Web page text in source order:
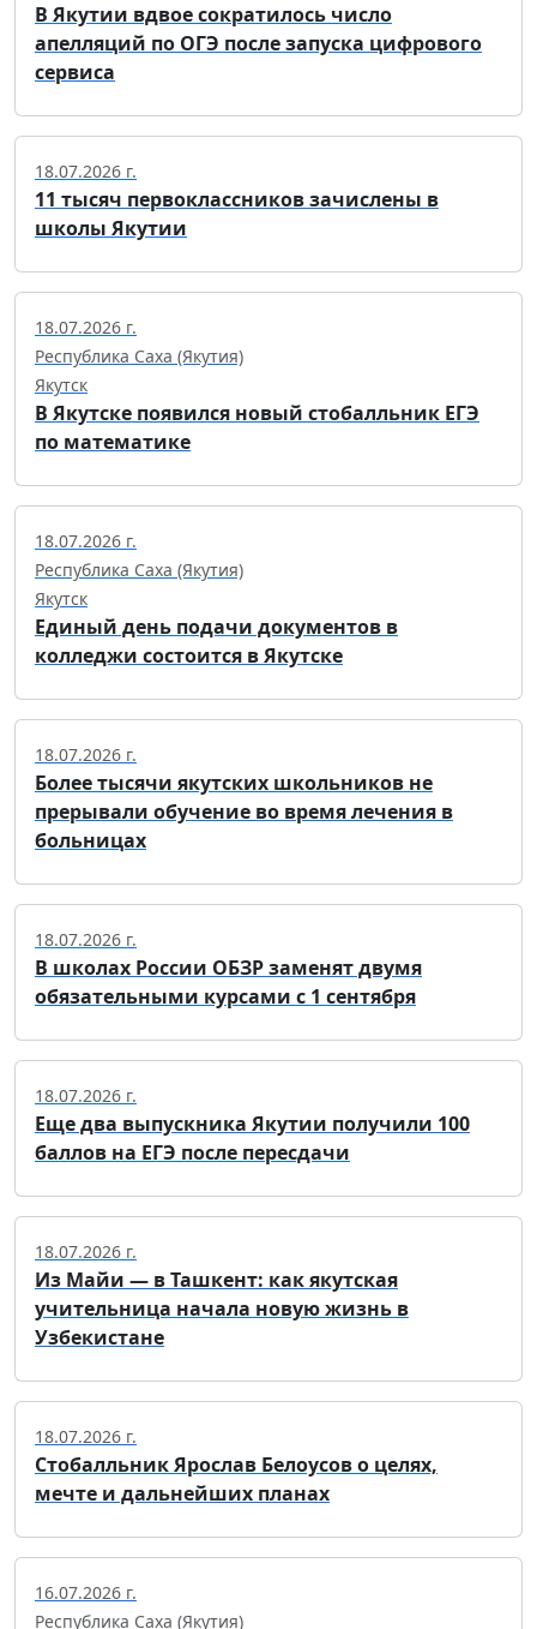
В Якутии вдвое сократилось число
апелляций по ОГЭ после запуска цифрового
сервиса
18.07.2026 г.
11 тысяч первоклассников зачислены в
школы Якутии
18.07.2026 г.
Республика Саха (Якутия)
Якутск
В Якутске появился новый стобалльник ЕГЭ
по математике
18.07.2026 г.
Республика Саха (Якутия)
Якутск
Единый день подачи документов в
колледжи состоится в Якутске
18.07.2026 г.
Более тысячи якутских школьников не
прерывали обучение во время лечения в
больницах
18.07.2026 г.
В школах России ОБЗР заменят двумя
обязательными курсами с 1 сентября
18.07.2026 г.
Еще два выпускника Якутии получили 100
баллов на ЕГЭ после пересдачи
18.07.2026 г.
Из Майи — в Ташкент: как якутская
учительница начала новую жизнь в
Узбекистане
18.07.2026 г.
Стобалльник Ярослав Белоусов о целях,
мечте и дальнейших планах
16.07.2026 г.
Республика Саха (Якутия)